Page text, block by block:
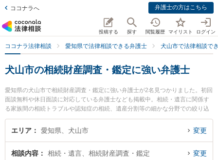
ココナラへ 弁護士の方はこちら
投稿する 探す 閲覧履歴 マイリスト ログイン
ココナラ法律相談 愛知県で法律相談できる弁護士 犬山市で法律相談で
犬山市の相続財産調査・鑑定に強い弁護士
愛知県の犬山市で相続財産調査・鑑定に強い弁護士が2名見つかりました。初回
面談無料や休日面談に対応している弁護士なども掲載中。相続・遺言に関係す
る家族間の相続トラブルや認知症の相続、遺産分割等の細かな分野での絞り込
み検索もでき便利です。特に弁護士法人髙橋法律事務所の高橋 亮弁護士や安田
法律事務所の安田 庄一郎弁護士のプロフィール情報や弁護士費用、強みなどが
の実績豊富な近くの弁護士を検索したい』『初回相談無料で相続財産調査・鑑
エリア 愛知県、犬山市 変更
相談内容 相続・遺言、相続財産調査・鑑定 変更